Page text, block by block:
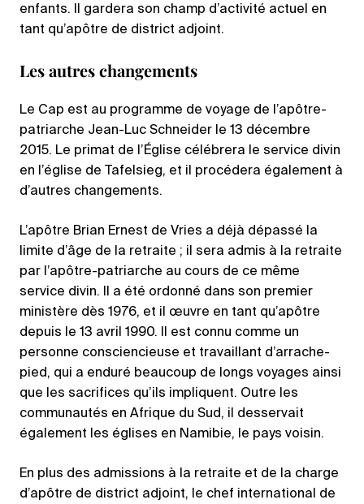
enfants. Il gardera son champ d’activité actuel en
tant qu’apôtre de district adjoint.
Les autres changements
Le Cap est au programme de voyage de l’apôtre-
patriarche Jean-Luc Schneider le 13 décembre
2015. Le primat de l’Église célébrera le service divin
en l’église de Tafelsieg, et il procédera également à
d’autres changements.
L’apôtre Brian Ernest de Vries a déjà dépassé la
limite d’âge de la retraite ; il sera admis à la retraite
par l’apôtre-patriarche au cours de ce même
service divin. Il a été ordonné dans son premier
ministère dès 1976, et il œuvre en tant qu’apôtre
depuis le 13 avril 1990. Il est connu comme un
personne consciencieuse et travaillant d’arrache-
pied, qui a enduré beaucoup de longs voyages ainsi
que les sacrifices qu’ils impliquent. Outre les
communautés en Afrique du Sud, il desservait
également les églises en Namibie, le pays voisin.
En plus des admissions à la retraite et de la charge
d’apôtre de district adjoint, le chef international de